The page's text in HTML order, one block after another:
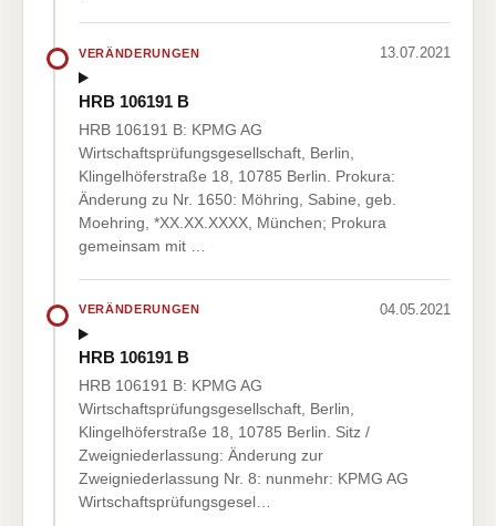
VERÄNDERUNGEN 13.07.2021
HRB 106191 B
HRB 106191 B: KPMG AG
Wirtschaftsprüfungsgesellschaft, Berlin,
Klingelhöferstraße 18, 10785 Berlin. Prokura:
Änderung zu Nr. 1650: Möhring, Sabine, geb.
Moehring, *XX.XX.XXXX, München; Prokura
gemeinsam mit …
VERÄNDERUNGEN 04.05.2021
HRB 106191 B
HRB 106191 B: KPMG AG
Wirtschaftsprüfungsgesellschaft, Berlin,
Klingelhöferstraße 18, 10785 Berlin. Sitz /
Zweigniederlassung: Änderung zur
Zweigniederlassung Nr. 8: nunmehr: KPMG AG
Wirtschaftsprüfungsgesel…